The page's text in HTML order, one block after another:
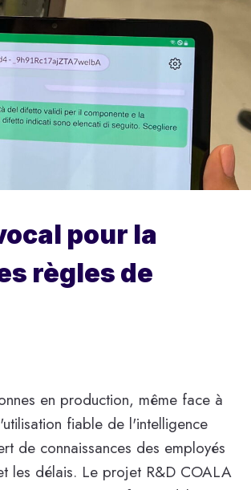
pour la
règles de
en production, même face à
fiable de l'intelligence
de connaissances des employés
les délais. Le projet R&D COALA